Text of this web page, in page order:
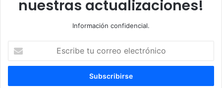
nuestras actualizaciones!
Información confidencial.
correo